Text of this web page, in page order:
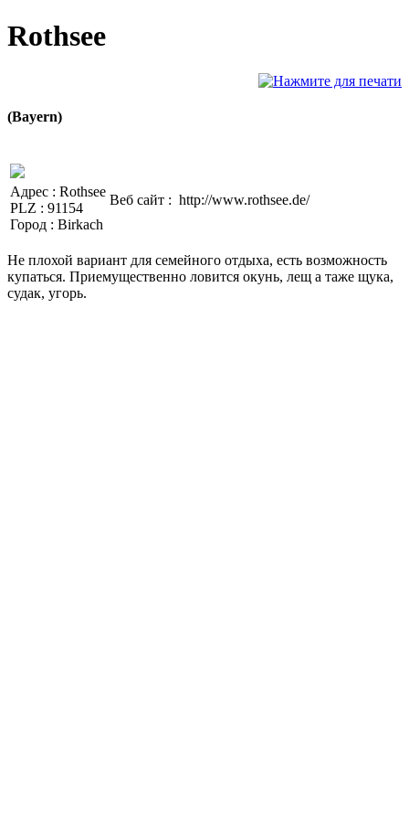
Rothsee
(Bayern)
Адрес : Rothsee
PLZ : 91154
Город : Birkach
Веб сайт : http://www.rothsee.de/
Не плохой вариант для семейного отдыха, есть возможность
купаться. Приемущественно ловится окунь, лещ а таже щука,
судак, угорь.